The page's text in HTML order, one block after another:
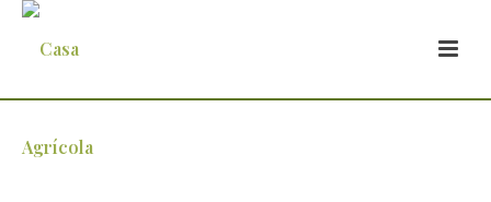
cresce-o-numero-areas-geograficas-do-